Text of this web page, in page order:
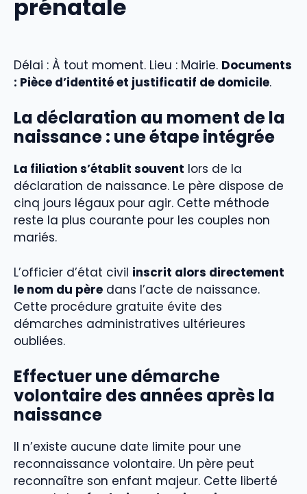
prénatale
Délai : À tout moment. Lieu : Mairie. Documents
: Pièce d’identité et justificatif de domicile.
La déclaration au moment de la
naissance : une étape intégrée
La filiation s’établit souvent lors de la
déclaration de naissance. Le père dispose de
cinq jours légaux pour agir. Cette méthode
reste la plus courante pour les couples non
mariés.
L’officier d’état civil inscrit alors directement
le nom du père dans l’acte de naissance.
Cette procédure gratuite évite des
démarches administratives ultérieures
oubliées.
Effectuer une démarche
volontaire des années après la
naissance
Il n’existe aucune date limite pour une
reconnaissance volontaire. Un père peut
reconnaître son enfant majeur. Cette liberté